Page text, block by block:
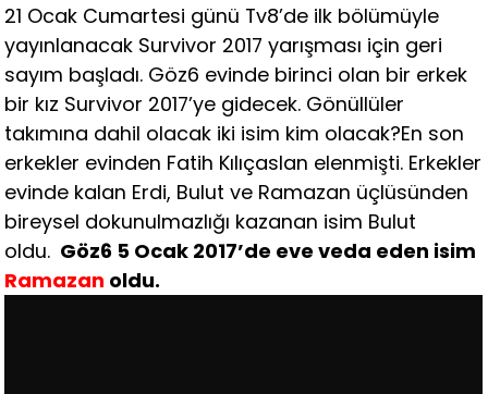
21 Ocak Cumartesi günü Tv8’de ilk bölümüyle
yayınlanacak Survivor 2017 yarışması için geri
sayım başladı. Göz6 evinde birinci olan bir erkek
bir kız Survivor 2017’ye gidecek. Gönüllüler
takımına dahil olacak iki isim kim olacak?En son
erkekler evinden Fatih Kılıçaslan elenmişti. Erkekler
evinde kalan Erdi, Bulut ve Ramazan üçlüsünden
bireysel dokunulmazlığı kazanan isim Bulut
oldu. Göz6 5 Ocak 2017’de eve veda eden isim
Ramazan oldu.